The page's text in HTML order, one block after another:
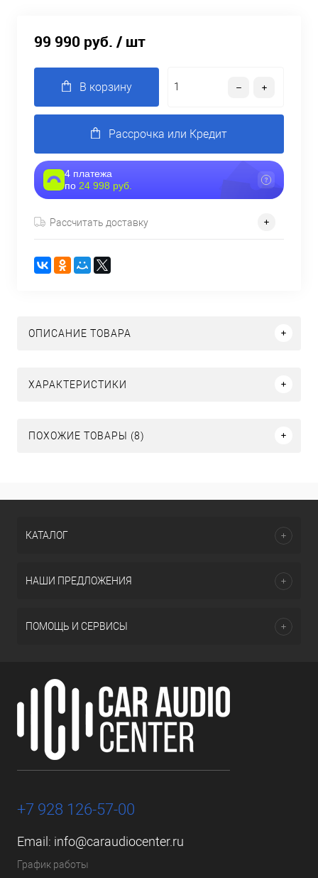
99 990 руб. / шт
В корзину
Рассрочка или Кредит
4 платежа
по 24 998 руб.
Рассчитать доставку
ОПИСАНИЕ ТОВАРА
ХАРАКТЕРИСТИКИ
ПОХОЖИЕ ТОВАРЫ (8)
КАТАЛОГ
НАШИ ПРЕДЛОЖЕНИЯ
ПОМОЩЬ И СЕРВИСЫ
+7 928 126-57-00
Email: info@caraudiocenter.ru
График работы